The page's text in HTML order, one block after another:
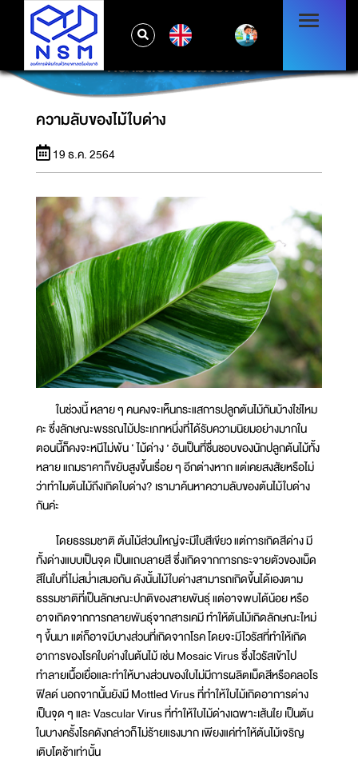
ความลับของไม้ใบด่าง
ความลับของไม้ใบด่าง
19 ธ.ค. 2564
ในช่วงนี้ หลาย ๆ คนคงจะเห็นกระแสการปลูกต้นไม้กันบ้างใช่ไหม
คะ ซึ่งลักษณะพรรณไม้ประเภทหนึ่งที่ได้รับความนิยมอย่างมากใน
ตอนนี้ก็คงจะหนีไม่พ้น ‘ ไม้ด่าง ’ อันเป็นที่ชื่นชอบของนักปลูกต้นไม้ทั้ง
หลาย แถมราคาก็ขยับสูงขึ้นเรื่อย ๆ อีกต่างหาก แต่เคยสงสัยหรือไม่
ว่าทำไมต้นไม้ถึงเกิดใบด่าง? เรามาค้นหาความลับของต้นไม้ใบด่าง
กันค่ะ
โดยธรรมชาติ ต้นไม้ส่วนใหญ่จะมีใบสีเขียว แต่การเกิดสีด่าง มี
ทั้งด่างแบบเป็นจุด เป็นแถบลายสี ซึ่งเกิดจากการกระจายตัวของเม็ด
สีในใบที่ไม่สม่ำเสมอกัน ดังนั้นไม้ใบด่างสามารถเกิดขึ้นได้เองตาม
ธรรมชาติที่เป็นลักษณะปกติของสายพันธุ์ แต่อาจพบได้น้อย หรือ
อาจเกิดจากการกลายพันธุ์จากสารเคมี ทำให้ต้นไม้เกิดลักษณะใหม่
ๆ ขึ้นมา แต่ก็อาจมีบางส่วนที่เกิดจากโรค โดยจะมีไวรัสที่ทำให้เกิด
อาการของโรคใบด่างในต้นไม้ เช่น Mosaic Virus ซึ่งไวรัสเข้าไป
ทำลายเนื้อเยื่อและทำให้บางส่วนของใบไม่มีการผลิตเม็ดสีหรือคลอโร
ฟิลด์ นอกจากนั้นยังมี Mottled Virus ที่ทำให้ใบไม้เกิดอาการด่าง
เป็นจุด ๆ และ Vascular Virus ที่ทำให้ใบไม้ด่างเฉพาะเส้นใย เป็นต้น
ในบางครั้งโรคดังกล่าวก็ไม่ร้ายแรงมาก เพียงแค่ทำให้ต้นไม้เจริญ
เติบโตช้าเท่านั้น